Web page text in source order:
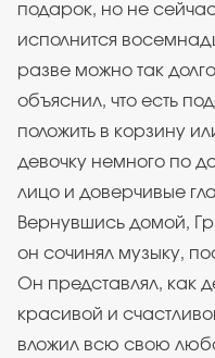
подарок, но не
исполнится
разве можно так
объяснил, что есть
положить в корзину
девочку немного по
лицо и доверчивые
Вернувшись домой,
он сочинял музыку,
Он представлял, как
красивой и
вложил всю свою